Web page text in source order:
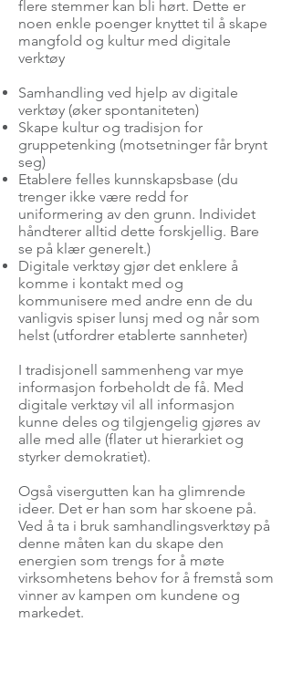
flere stemmer kan bli hørt. Dette er
noen enkle poenger knyttet til å skape
mangfold og kultur med digitale
verktøy
Samhandling ved hjelp av digitale
verktøy (øker spontaniteten)
Skape kultur og tradisjon for
gruppetenking (motsetninger får brynt
seg)
Etablere felles kunnskapsbase (du
trenger ikke være redd for
uniformering av den grunn. Individet
håndterer alltid dette forskjellig. Bare
se på klær generelt.)
Digitale verktøy gjør det enklere å
komme i kontakt med og
kommunisere med andre enn de du
vanligvis spiser lunsj med og når som
helst (utfordrer etablerte sannheter)
I tradisjonell sammenheng var mye
informasjon forbeholdt de få. Med
digitale verktøy vil all informasjon
kunne deles og tilgjengelig gjøres av
alle med alle (flater ut hierarkiet og
styrker demokratiet).
Også visergutten kan ha glimrende
ideer. Det er han som har skoene på.
Ved å ta i bruk samhandlingsverktøy på
denne måten kan du skape den
energien som trengs for å møte
virksomhetens behov for å fremstå som
vinner av kampen om kundene og
markedet.